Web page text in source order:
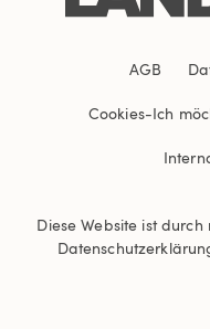
AGB
Cookies-Ich
Diese Website ist